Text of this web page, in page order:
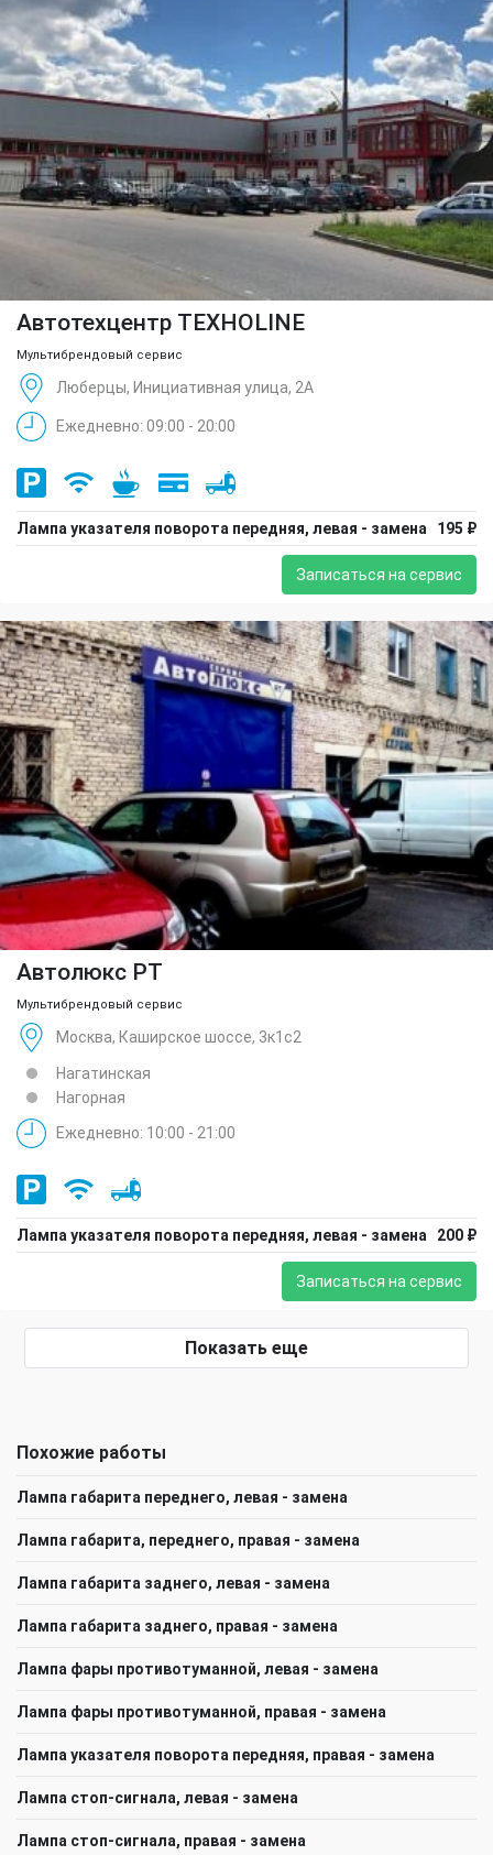
Автотехцентр TEXHOLINE
Мультибрендовый сервис
Люберцы, Инициативная улица, 2А
Ежедневно: 09:00 - 20:00
Лампа указателя поворота передняя, левая - замена 195 ₽
Записаться на сервис
Автолюкс РТ
Мультибрендовый сервис
Москва, Каширское шоссе, 3к1с2
Нагатинская
Нагорная
Ежедневно: 10:00 - 21:00
Лампа указателя поворота передняя, левая - замена 200 ₽
Записаться на сервис
Показать еще
Похожие работы
Лампа габарита переднего, левая - замена
Лампа габарита, переднего, правая - замена
Лампа габарита заднего, левая - замена
Лампа габарита заднего, правая - замена
Лампа фары противотуманной, левая - замена
Лампа фары противотуманной, правая - замена
Лампа указателя поворота передняя, правая - замена
Лампа стоп-сигнала, левая - замена
Лампа стоп-сигнала, правая - замена